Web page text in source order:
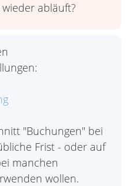
abläuft?
"Buchungen" bei
Frist - oder auf
manchen
wollen.